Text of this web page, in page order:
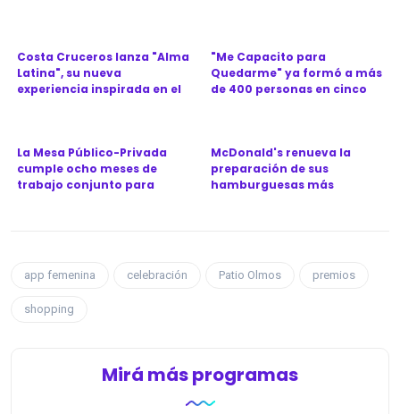
Costa Cruceros lanza "Alma
Latina", su nueva
experiencia inspirada en el
"Me Capacito para
Quedarme" ya formó a más
de 400 personas en cinco
La Mesa Público-Privada
cumple ocho meses de
trabajo conjunto para
McDonald's renueva la
preparación de sus
hamburguesas más
app femenina celebración Patio Olmos premios
shopping
Mirá más programas